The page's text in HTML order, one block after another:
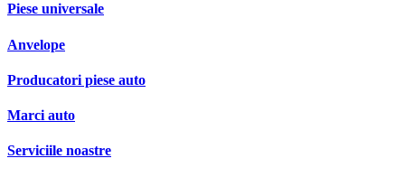
Piese universale
Anvelope
Producatori piese auto
Marci auto
Serviciile noastre